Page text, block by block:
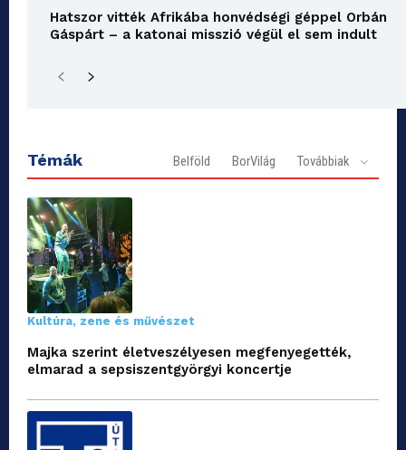
Hatszor vitték Afrikába honvédségi géppel Orbán
Gáspárt – a katonai misszió végül el sem indult
Témák Belföld BorVilág Továbbiak
Kultúra, zene és művészet
Majka szerint életveszélyesen megfenyegették,
elmarad a sepsiszentgyörgyi koncertje